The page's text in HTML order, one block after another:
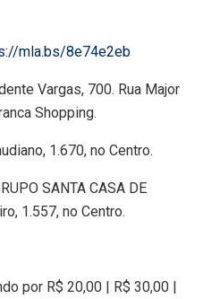
mla.bs/8e74e2eb
Vargas, 700. Rua Major
Shopping.
1.670, no Centro.
SANTA CASA DE
1.557, no Centro.
por R$ 20,00 | R$ 30,00 |